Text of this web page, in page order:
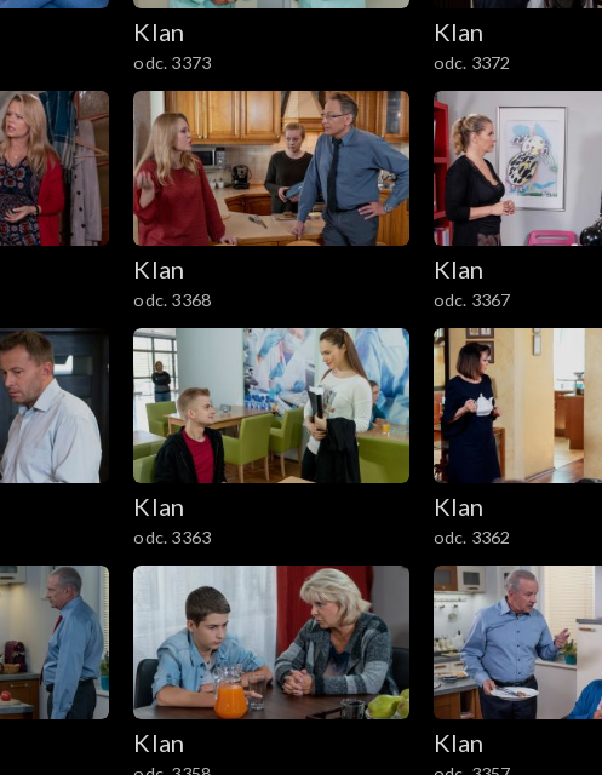
Klan
odc. 3373
Klan
odc. 3372
Klan
odc. 3368
Klan
odc. 3367
Klan
odc. 3363
Klan
odc. 3362
Klan Klan